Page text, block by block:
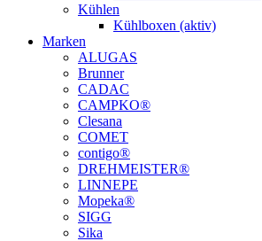
Kühlen
Kühlboxen (aktiv)
Marken
ALUGAS
Brunner
CADAC
CAMPKO®
Clesana
COMET
contigo®
DREHMEISTER®
LINNEPE
Mopeka®
SIGG
Sika